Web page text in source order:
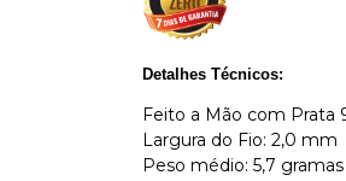
Detalhes Técnicos:
Feito a Mão com Prata
Largura do Fio: 2,0 mm
Peso médio: 5,7 gramas